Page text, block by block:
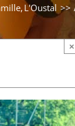
L'Oustal
×